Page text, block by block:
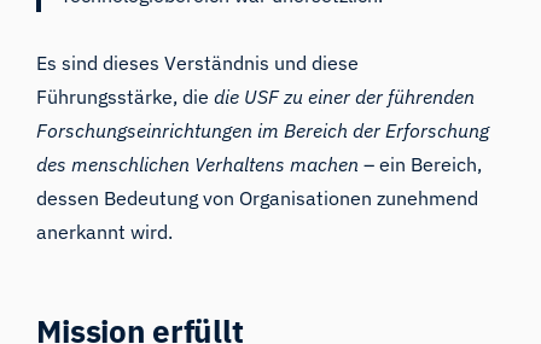
Es sind dieses Verständnis und diese
Führungsstärke, diedie USF zu einer der führenden
Forschungseinrichtungen im Bereich der Erforschung
des menschlichen Verhaltens machen – ein Bereich,
dessen Bedeutung von Organisationen zunehmend
anerkannt wird.
Mission erfüllt